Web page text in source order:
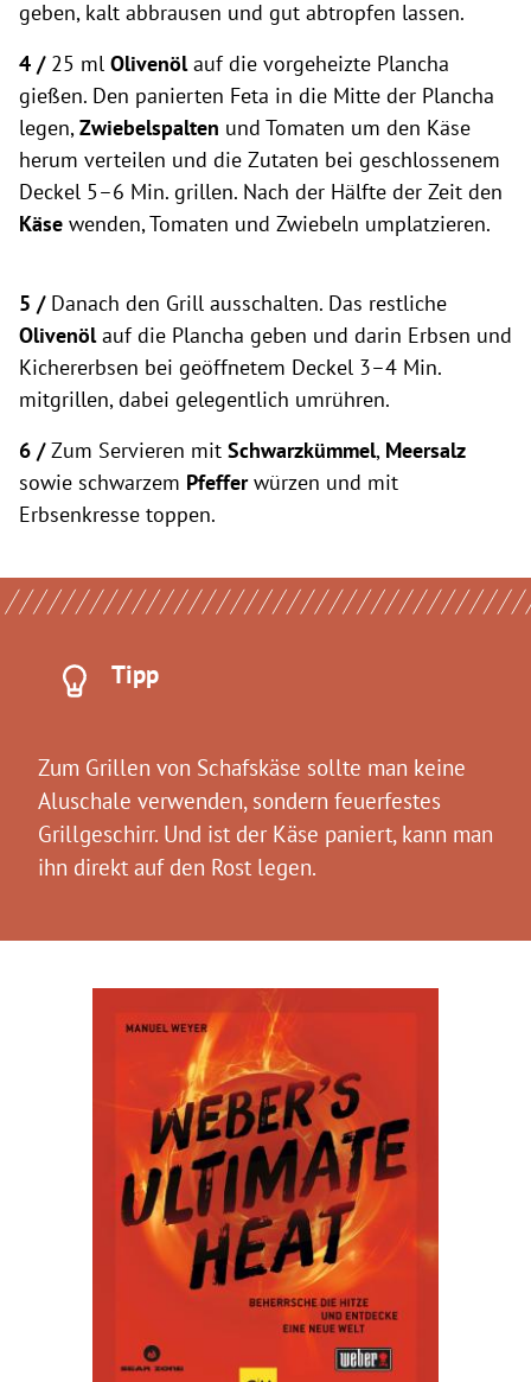
geben, kalt abbrausen und gut abtropfen lassen.
4 /25 ml Olivenölauf die vorgeheizte Plancha
gießen. Den panierten Feta in die Mitte der Plancha
legen,Zwiebelspalten und Tomaten um den Käse
herum verteilen und die Zutaten bei geschlossenem
Deckel 5–6 Min. grillen. Nach der Hälfte der Zeit den
Käse wenden, Tomaten und Zwiebeln umplatzieren.
5 / Danach den Grill ausschalten. Das restliche
Olivenölauf die Plancha geben und darin Erbsen und
Kichererbsen bei geöffnetem Deckel 3–4 Min.
mitgrillen, dabei gelegentlich umrühren.
6 /Zum Servieren mit Schwarzkümmel, Meersalz
sowie schwarzem Pfefferwürzen und mit
Erbsenkresse toppen.
Tipp
Zum Grillen von Schafskäse sollte man keine
Aluschale verwenden, sondern feuerfestes
Grillgeschirr. Und ist der Käse paniert, kann man
ihn direkt auf den Rost legen.